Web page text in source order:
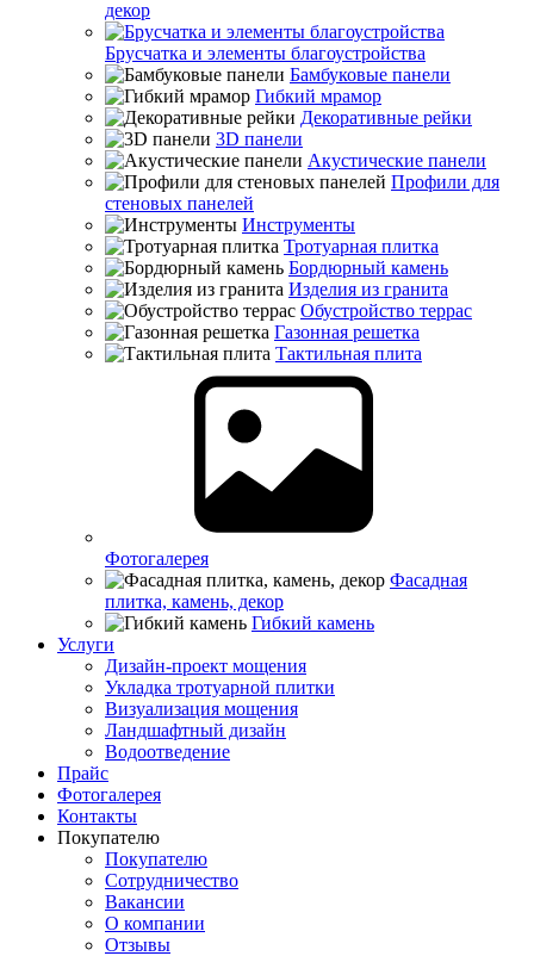
декор
Брусчатка и элементы благоустройства
Бамбуковые панели
Гибкий мрамор
Декоративные рейки
3D панели
Акустические панели
Профили для
стеновых панелей
Инструменты
Тротуарная плитка
Бордюрный камень
Изделия из гранита
Обустройство террас
Газонная решетка
Тактильная плита
Фотогалерея
Фасадная
плитка, камень, декор
Гибкий камень
Услуги
Дизайн-проект мощения
Укладка тротуарной плитки
Визуализация мощения
Ландшафтный дизайн
Водоотведение
Прайс
Фотогалерея
Контакты
Покупателю
Покупателю
Сотрудничество
Вакансии
О компании
Отзывы